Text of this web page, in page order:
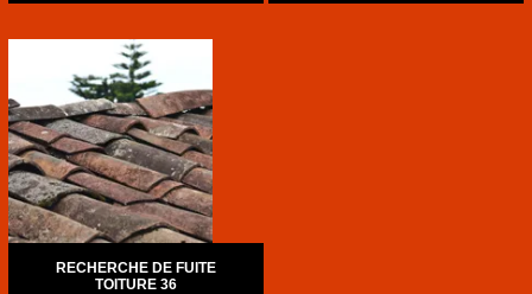
RECHERCHE DE FUITE
TOITURE 36